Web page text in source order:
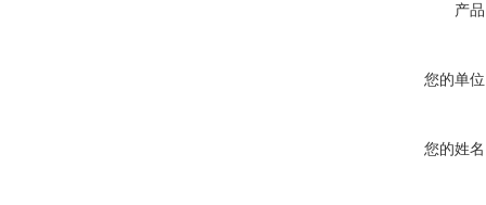
产
您的单
您的姓